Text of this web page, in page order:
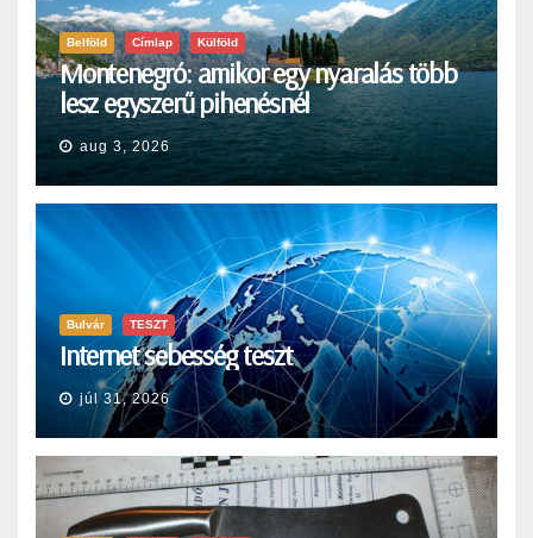
Belföld Címlap Külföld
Montenegró: amikor egy nyaralás több
lesz egyszerű pihenésnél
aug 3, 2026
Bulvár TESZT
Internet sebesség teszt
júl 31, 2026